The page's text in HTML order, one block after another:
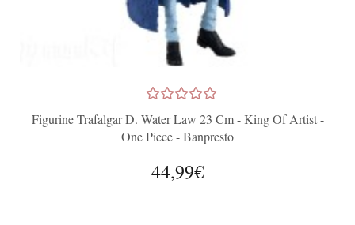
Figurine Trafalgar D. Water Law 23 Cm - King Of Artist -
One Piece - Banpresto
44,99€